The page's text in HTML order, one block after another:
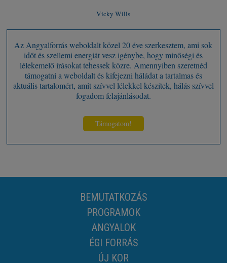
Vicky Wills
Az Angyalforrás weboldalt közel 20 éve szerkesztem, ami sok
időt és szellemi energiát vesz igénybe, hogy minőségi és
lélekemelő írásokat tehessek közre. Amennyiben szeretnéd
támogatni a weboldalt és kifejezni háládat a tartalmas és
aktuális tartalomért, amit szívvel lélekkel készítek, hálás szívvel
fogadom felajánlásodat.
Támogatom!
BEMUTATKOZÁS
PROGRAMOK
ANGYALOK
ÉGI FORRÁS
ÚJ KOR